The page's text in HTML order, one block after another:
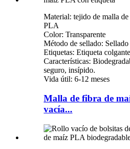
Material: tejido de malla
PLA
Color: Transparente
Método de sellado:
Etiquetas: Etiqueta
Características:
seguro, insípido.
Vida útil: 6-12 meses
Malla de fibra de
vacía...